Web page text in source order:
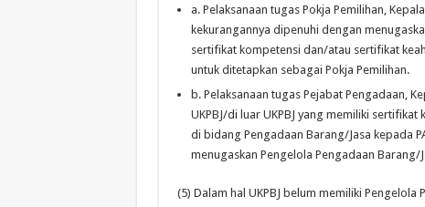
a. Pelaksanaan tugas Pokja Pemilihan,
kekurangannya dipenuhi dengan
sertifikat kompetensi dan/atau sertifikat
untuk ditetapkan sebagai Pokja Pemilihan.
b. Pelaksanaan tugas Pejabat Pengadaan,
UKPBJ/di luar UKPBJ yang memiliki
di bidang Pengadaan Barang/Jasa kepada
menugaskan Pengelola Pengadaan Barang/
(5) Dalam hal UKPBJ belum memiliki Pengelola